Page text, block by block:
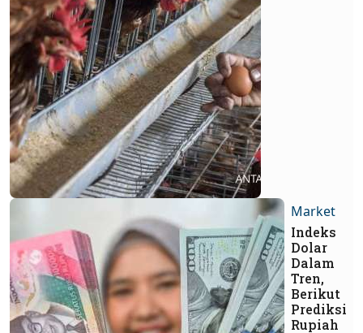
Market
Indeks
Dolar
Dalam
Tren,
Berikut
Prediksi
Rupiah